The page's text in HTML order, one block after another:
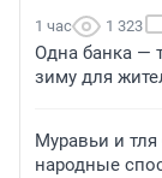
1 час 1 323
Одна банка —
зиму для
Муравьи и
народные